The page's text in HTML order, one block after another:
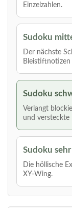
Einzelzahlen.
Sudoku
Der nächste
Bleistiftnotizen
Sudoku
Verlangt
und versteckte
Sudoku
Die höllische
XY-Wing.